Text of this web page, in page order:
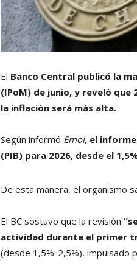
El Banco Central publicó la
(IPoM) de junio, y reveló
la inflación será más alta.
Según informó Emol, el
(PIB) para 2026, desde el
De esta manera, el organismo
El BC sostuvo que la revisión
actividad durante el primer
(desde 1,5%-2,5%), impulsado